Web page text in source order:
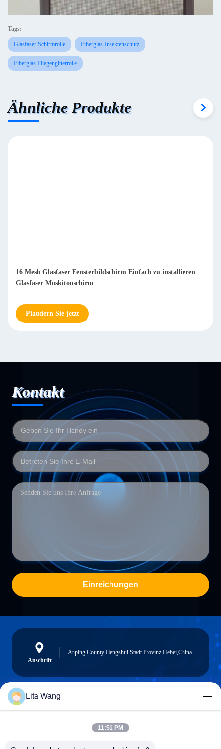
Tags:
Glasfaser-Schirmrolle Fiberglas-Insektenschutz
Fiberglas-Fliegengitterrolle
Ähnliche Produkte
16 Mesh Glasfaser Fensterbildschirm Einfach zu installieren
Glasfaser Moskitonschirm
Plaudern Sie jetzt
Kontakt
Einreichungen
Anschrift
Anping County Hengshui Stadt Provinz Hebei,China
Lita Wang
11:51 PM